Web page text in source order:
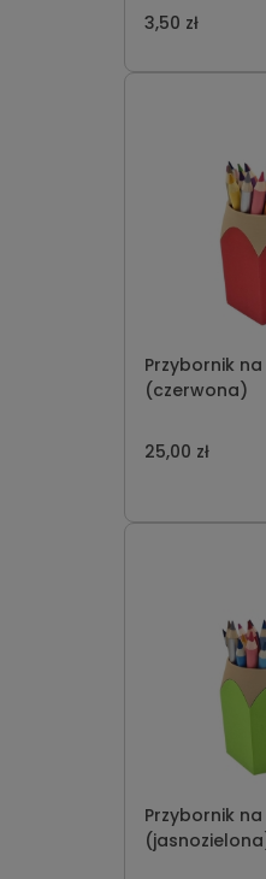
3,50 zł
Przybornik na
(czerwona)
25,00 zł
Przybornik na